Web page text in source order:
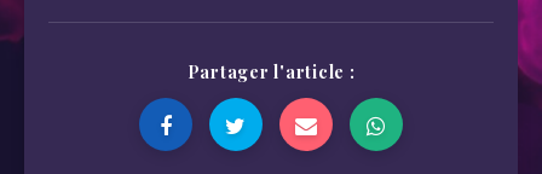
Partager l'article :